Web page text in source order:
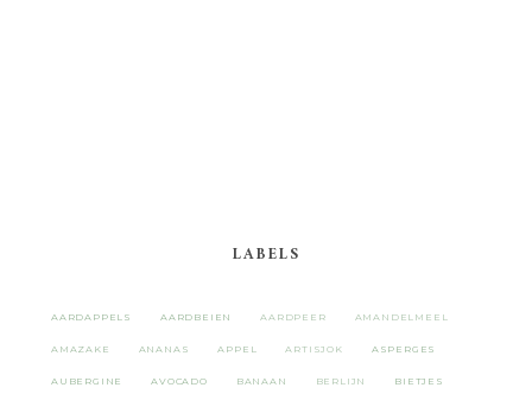
LABELS
AARDAPPELS AARDBEIEN AARDPEER AMANDELMEEL
AMAZAKE ANANAS APPEL ARTISJOK ASPERGES
AUBERGINE AVOCADO BANAAN BERLIJN BIETJES